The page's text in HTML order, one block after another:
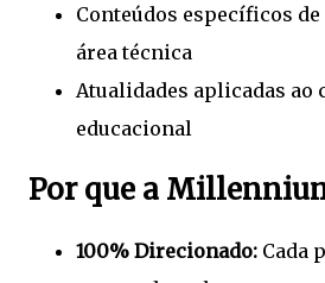
Conteúdos específicos
área técnica
Atualidades aplicadas ao
educacional
Por que a
100% Direcionado: Cada